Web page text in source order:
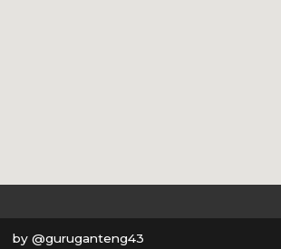
by @guruganteng43